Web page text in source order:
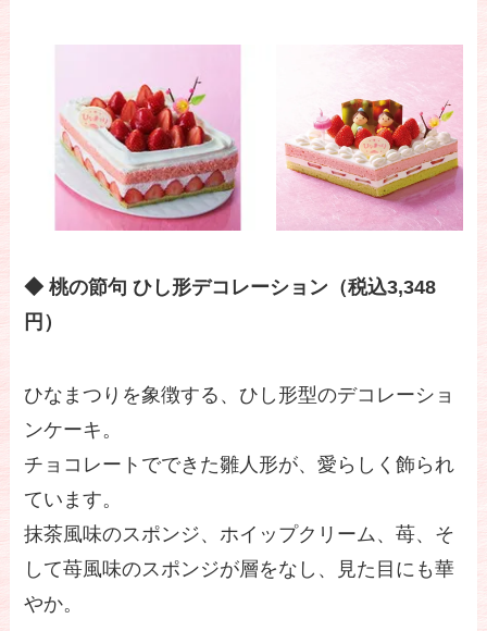
◆ 桃の節句 ひし形デコレーション（税込3,348
円）
ひなまつりを象徴する、ひし形型のデコレーショ
ンケーキ。
チョコレートでできた雛人形が、愛らしく飾られ
ています。
抹茶風味のスポンジ、ホイップクリーム、苺、そ
して苺風味のスポンジが層をなし、見た目にも華
やか。